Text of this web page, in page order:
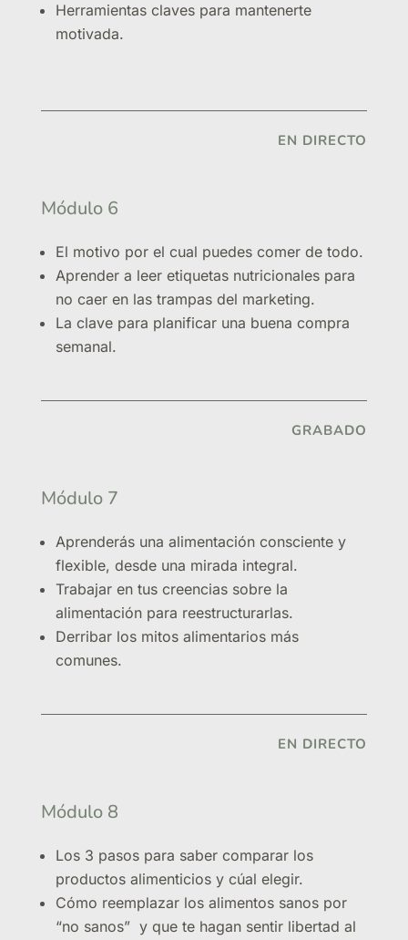
Herramientas claves para mantenerte
motivada.
EN DIRECTO
Módulo 6
El motivo por el cual puedes comer de todo.
Aprender a leer etiquetas nutricionales para
no caer en las trampas del marketing.
La clave para planificar una buena compra
semanal.
GRABADO
Módulo 7
Aprenderás una alimentación consciente y
flexible, desde una mirada integral.
Trabajar en tus creencias sobre la
alimentación para reestructurarlas.
Derribar los mitos alimentarios más
comunes.
EN DIRECTO
Módulo 8
Los 3 pasos para saber comparar los
productos alimenticios y cúal elegir.
Cómo reemplazar los alimentos sanos por
“no sanos” y que te hagan sentir libertad al